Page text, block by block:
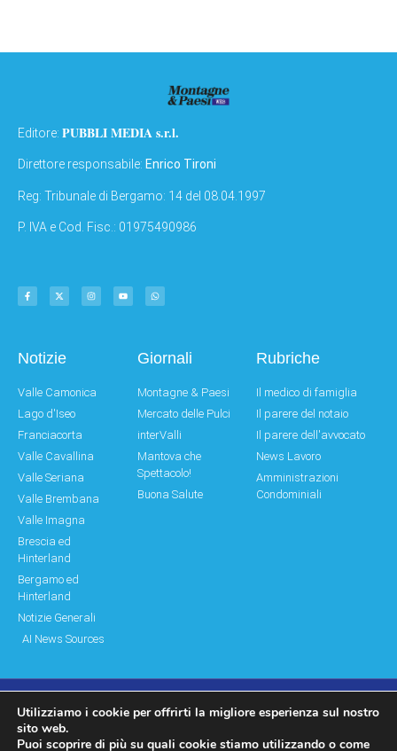
Editore: PUBBLI MEDIA s.r.l.
Direttore responsabile: Enrico Tironi
Reg: Tribunale di Bergamo: 14 del 08.04.1997
P. IVA e Cod. Fisc.: 01975490986
Notizie
Valle Camonica
Lago d'Iseo
Franciacorta
Valle Cavallina
Valle Seriana
Valle Brembana
Valle Imagna
Brescia ed
Hinterland
Bergamo ed
Hinterland
Notizie Generali
AI News Sources
Giornali
Montagne & Paesi
Mercato delle Pulci
interValli
Mantova che
Spettacolo!
Buona Salute
Rubriche
Il medico di famiglia
Il parere del notaio
Il parere dell'avvocato
News Lavoro
Amministrazioni
Condominiali
© Copyright 2011 – 2026 Montagne & Paesi
Log In|Log Out Privacy Policy
Utilizziamo i cookie per offrirti la migliore esperienza sul nostro
sito web.
Puoi scoprire di più su quali cookie stiamo utilizzando o come